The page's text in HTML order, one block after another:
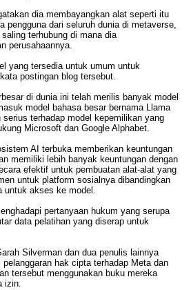
dia membayangkan alat seperti itu
pengguna dari seluruh dunia di metaverse,
terhubung di mana dia
perusahaannya.
yang tersedia untuk umum untuk
postingan blog tersebut.
di dunia ini telah merilis banyak model
model bahasa besar bernama Llama
terhadap model kepemilikan yang
Microsoft dan Google Alphabet.
AI terbuka memberikan keuntungan
memiliki lebih banyak keuntungan dengan
efektif untuk pembuatan alat-alat yang
untuk platform sosialnya dibandingkan
untuk akses ke model.
pertanyaan hukum yang serupa
data pelatihan yang diserap untuk
Silverman dan dua penulis lainnya
hak cipta terhadap Meta dan
tersebut menggunakan buku mereka
izin.